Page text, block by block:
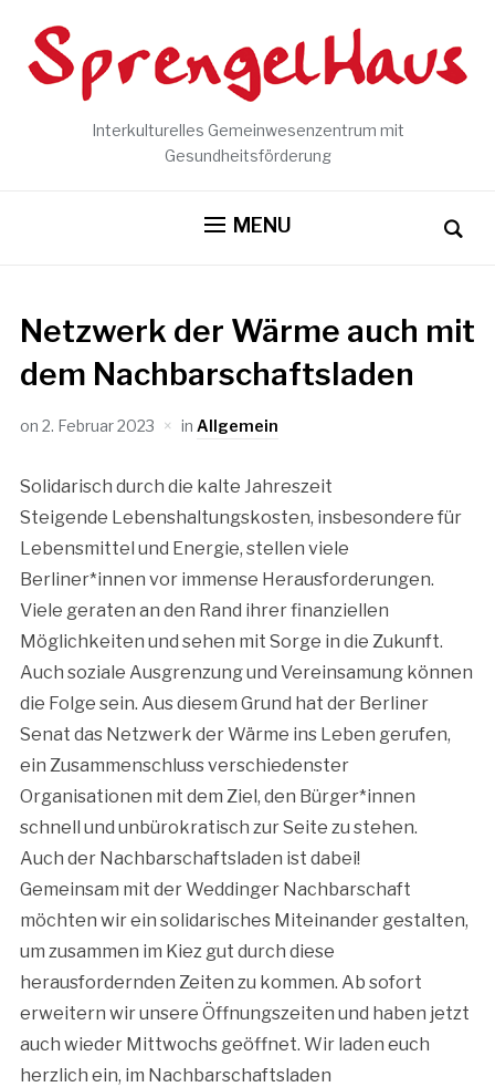
Interkulturelles Gemeinwesenzentrum mit
Gesundheitsförderung
MENU
Netzwerk der Wärme auch mit
dem Nachbarschaftsladen
on 2. Februar 2023 in Allgemein
Solidarisch durch die kalte Jahreszeit
Steigende Lebenshaltungskosten, insbesondere für
Lebensmittel und Energie, stellen viele
Berliner*innen vor immense Herausforderungen.
Viele geraten an den Rand ihrer finanziellen
Möglichkeiten und sehen mit Sorge in die Zukunft.
Auch soziale Ausgrenzung und Vereinsamung können
die Folge sein. Aus diesem Grund hat der Berliner
Senat das Netzwerk der Wärme ins Leben gerufen,
ein Zusammenschluss verschiedenster
Organisationen mit dem Ziel, den Bürger*innen
schnell und unbürokratisch zur Seite zu stehen.
Auch der Nachbarschaftsladen ist dabei!
Gemeinsam mit der Weddinger Nachbarschaft
möchten wir ein solidarisches Miteinander gestalten,
um zusammen im Kiez gut durch diese
herausfordernden Zeiten zu kommen. Ab sofort
erweitern wir unsere Öffnungszeiten und haben jetzt
auch wieder Mittwochs geöffnet. Wir laden euch
herzlich ein, im Nachbarschaftsladen